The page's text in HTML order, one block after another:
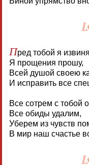
Пред тобой я
Я прощения прошу,
Всей душой своею
И исправить все
Все сотрем с тобой
Все обиды удалим,
Уберем из чувств
В мир наш счастье